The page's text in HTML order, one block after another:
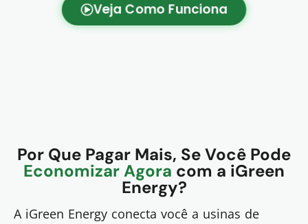
Veja Como Funciona
Por Que Pagar Mais, Se Você Pode
Economizar Agora com a iGreen
Energy?
A iGreen Energy conecta você a usinas de